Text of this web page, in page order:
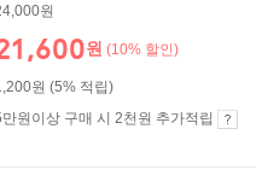
원
원 (10% 할인)
원 (5% 적립)
원이상 구매 시 2천원 추가적립